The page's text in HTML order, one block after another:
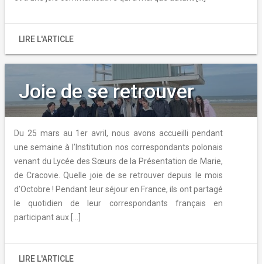
LIRE L'ARTICLE
Joie de se retrouver
Du 25 mars au 1er avril, nous avons accueilli pendant
une semaine à l’Institution nos correspondants polonais
venant du Lycée des Sœurs de la Présentation de Marie,
de Cracovie. Quelle joie de se retrouver depuis le mois
d’Octobre ! Pendant leur séjour en France, ils ont partagé
le quotidien de leur correspondants français en
participant aux […]
LIRE L'ARTICLE